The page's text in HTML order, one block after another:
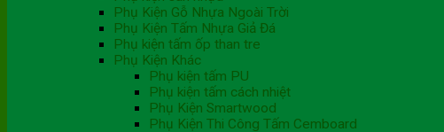
Phụ Kiện Gỗ Nhựa Ngoài Trời
Phụ Kiện Tấm Nhựa Giả Đá
Phụ kiện tấm ốp than tre
Phụ Kiện Khác
Phụ kiện tấm PU
Phụ kiện tấm cách nhiệt
Phụ Kiện Smartwood
Phụ Kiện Thi Công Tấm Cemboard